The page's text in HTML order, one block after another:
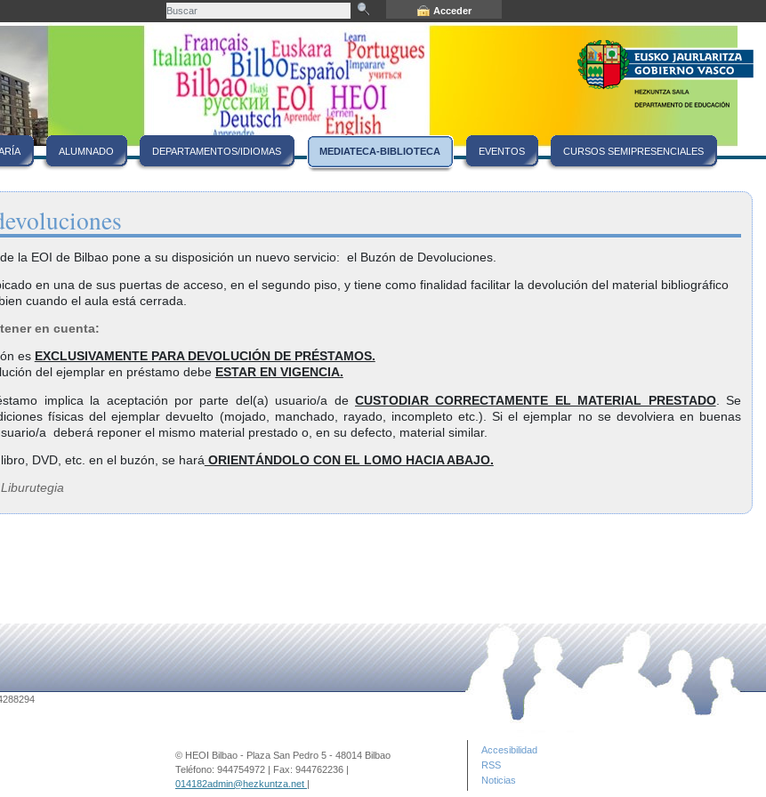
Acceder
ALUMNADO DEPARTAMENTOS/IDIOMAS MEDIATECA-BIBLIOTECA EVENTOS CURSOS SEMIPRESENCIALES
la EOI de Bilbao pone a su disposición un nuevo servicio: el Buzón de Devoluciones.
en una de sus puertas de acceso, en el segundo piso, y tiene como finalidad facilitar la devolución del material bibliográfico
cuando el aula está cerrada.
en cuenta:
es EXCLUSIVAMENTE PARA DEVOLUCIÓN DE PRÉSTAMOS.
del ejemplar en préstamo debe ESTAR EN VIGENCIA.
implica la aceptación por parte del(a) usuario/a de CUSTODIAR CORRECTAMENTE EL MATERIAL PRESTADO. Se
físicas del ejemplar devuelto (mojado, manchado, rayado, incompleto etc.). Si el ejemplar no se devolviera en buenas
usuario/a deberá reponer el mismo material prestado o, en su defecto, material similar.
DVD, etc. en el buzón, se hará ORIENTÁNDOLO CON EL LOMO HACIA ABAJO.
© HEOI Bilbao - Plaza San Pedro 5 - 48014 Bilbao
Teléfono: 944754972 | Fax: 944762236 |
014182admin@hezkuntza.net
Accesibilidad
RSS
Noticias